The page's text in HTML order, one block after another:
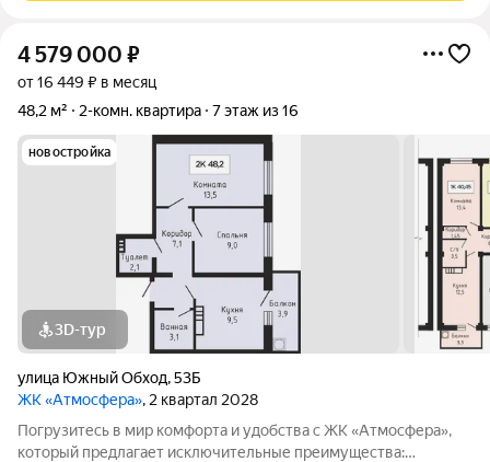
4 579 000 ₽
от 16 449 ₽ в месяц
48,2 м²
2-комн. квартира 7 этаж из 16
новостройка
3D-тур
улица Южный Обход,53Б
ЖК «Атмосфера», 2 квартал 2028
Погрузитесь в мир комфорта и удобства с ЖК «Атмосфера»,
который предлагает исключительные преимущества: